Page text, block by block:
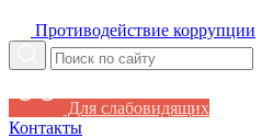
Противодействие коррупции
Для слабовидящих
Контакты